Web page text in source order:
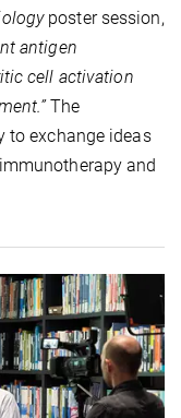
poster session,
antigen
cell activation
The
to exchange ideas
and